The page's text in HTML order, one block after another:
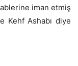
iman etmiş
Kehf Ashabı diye